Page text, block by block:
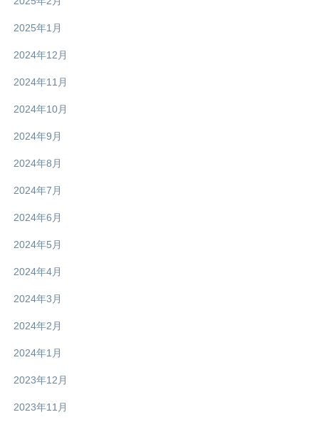
2025年1月
2024年12月
2024年11月
2024年10月
2024年9月
2024年8月
2024年7月
2024年6月
2024年5月
2024年4月
2024年3月
2024年2月
2024年1月
2023年12月
2023年11月